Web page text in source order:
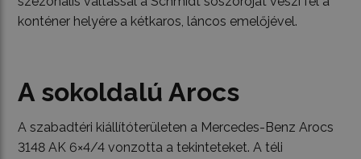
konténer helyére a kétkaros, láncos emelőjével.
A sokoldalú Arocs
A szabadtéri kiállítóterületen a Mercedes-Benz Arocs
3148 AK 6×4/4 vonzotta a tekinteteket. A téli